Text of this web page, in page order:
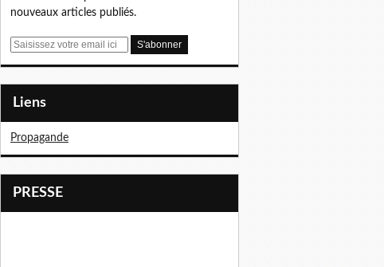
nouveaux articles publiés.
E
Liens
Propagande
PRESSE